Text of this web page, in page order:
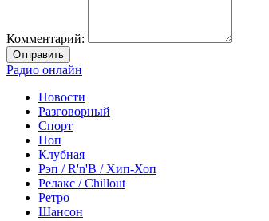
Комментарий:
Отправить
Радио онлайн
Новости
Разговорный
Спорт
Поп
Клубная
Рэп / R'n'B / Хип-Хоп
Релакс / Chillout
Ретро
Шансон